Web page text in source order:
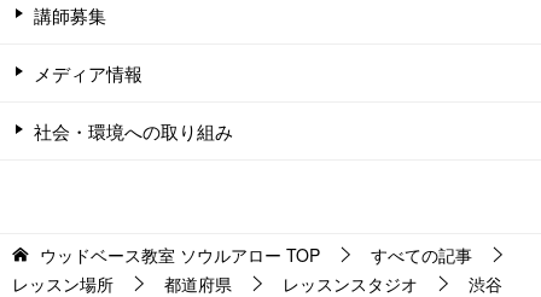
講師募集
メディア情報
社会・環境への取り組み
ウッドベース教室 ソウルアロー TOP
すべての記事
レッスン場所
都道府県 レッスンスタジオ 渋谷